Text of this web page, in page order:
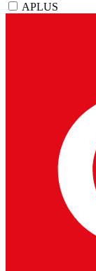
APLUS